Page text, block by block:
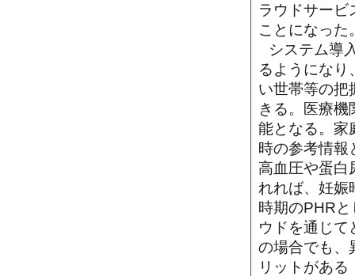
ラウドサービ
ことになった
システム導
るようになり
い世帯等の把
きる。医療
能となる。家
時の参考情報
高血圧や蛋白
れれば、妊娠
時期のPHR
ウドを通じて
の場合でも、
リットがある